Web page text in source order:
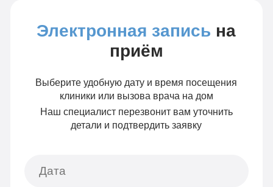
Электронная запись на
приём
Выберите удобную дату и время посещения
клиники или вызова врача на дом
Наш специалист перезвонит вам уточнить
детали и подтвердить заявку